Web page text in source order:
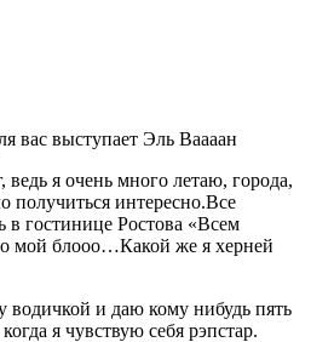
вас выступает Эль Ваааан
ведь я очень много летаю, города,
интересно.Все
в гостинице Ростова «Всем
мой блооо…Какой же я херней
водичкой и даю кому нибудь пять
я чувствую себя рэпстар.